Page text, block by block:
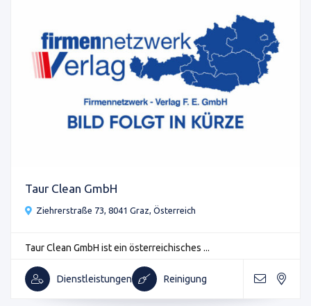
Taur Clean GmbH
Ziehrerstraße 73, 8041 Graz, Österreich
Taur Clean GmbH ist ein österreichisches ...
Dienstleistungen Reinigung